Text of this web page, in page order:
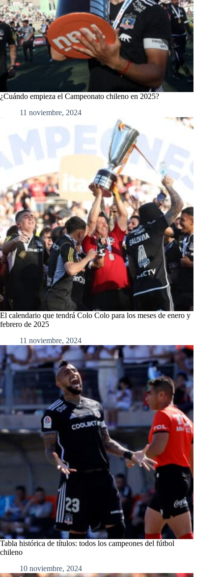
¿Cuándo empieza el Campeonato chileno en 2025?
11 noviembre, 2024
El calendario que tendrá Colo Colo para los meses de enero y
febrero de 2025
11 noviembre, 2024
Tabla histórica de títulos: todos los campeones del fútbol
chileno
10 noviembre, 2024